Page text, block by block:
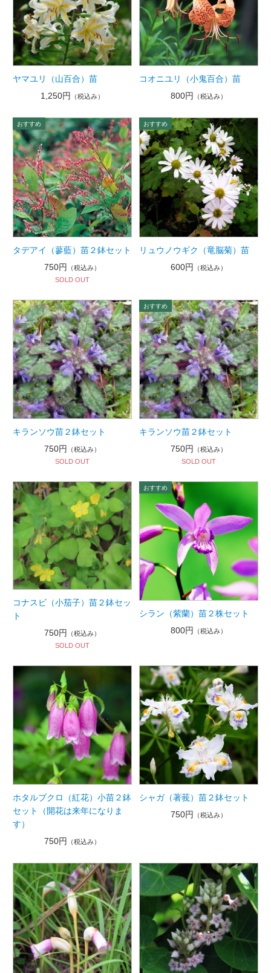
ヤマユリ（山百合）苗
1,250円
（税込み）
コオニユリ（小鬼百合）苗
800円
（税込み）
タデアイ（蓼藍）苗２鉢セット
750円 （税込み）
SOLD OUT
リュウノウギク（竜脳菊）苗
600円
（税込み）
キランソウ苗２鉢セット
750円
（税込み）
SOLD OUT
キランソウ苗２鉢セット
750円
（税込み）
SOLD OUT
コナスビ（小茄子）苗２鉢セッ
ト
750円
（税込み）
SOLD OUT
シラン（紫蘭）苗２株セット
800円
（税込み）
ホタルブクロ（紅花）小苗２鉢
セット（開花は来年になりま
す）
750円
（税込み）
シャガ（著莪）苗２鉢セット
750円
（税込み）